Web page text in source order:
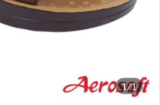
1/1